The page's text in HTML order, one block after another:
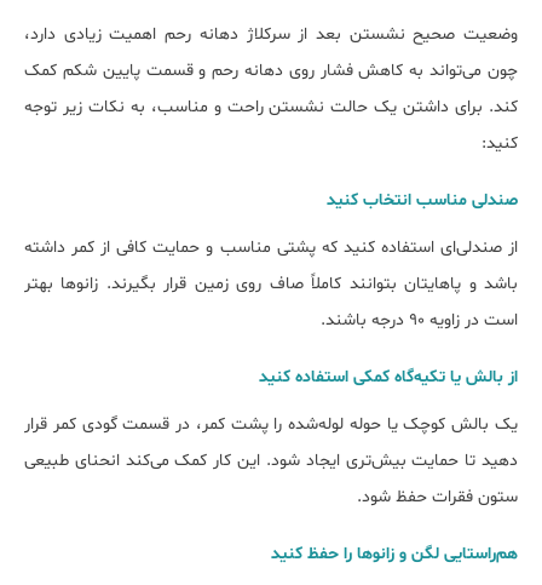
وضعیت صحیح نشستن بعد از سرکلاژ دهانه رحم اهمیت زیادی دارد،
چون می‌تواند به کاهش فشار روی دهانه رحم و قسمت پایین شکم کمک
کند. برای داشتن یک حالت نشستن راحت و مناسب، به نکات زیر توجه
کنید:
صندلی مناسب انتخاب کنید
از صندلی‌ای استفاده کنید که پشتی مناسب و حمایت کافی از کمر داشته
باشد و پاهایتان بتوانند کاملاً صاف روی زمین قرار بگیرند. زانوها بهتر
است در زاویه ۹۰ درجه باشند.
از بالش یا تکیه‌گاه کمکی استفاده کنید
یک بالش کوچک یا حوله لوله‌شده را پشت کمر، در قسمت گودی کمر قرار
دهید تا حمایت بیش‌تری ایجاد شود. این کار کمک می‌کند انحنای طبیعی
ستون فقرات حفظ شود.
هم‌راستایی لگن و زانوها را حفظ کنید